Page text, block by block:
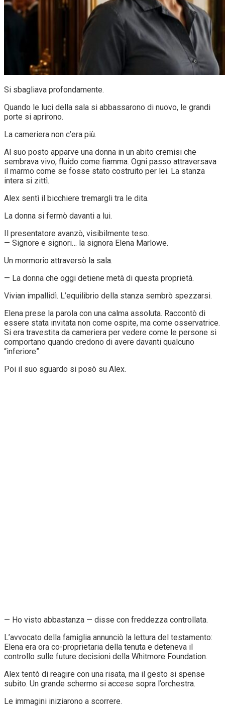
Si sbagliava profondamente.
Quando le luci della sala si abbassarono di nuovo, le grandi
porte si aprirono.
La cameriera non c’era più.
Al suo posto apparve una donna in un abito cremisi che
sembrava vivo, fluido come fiamma. Ogni passo attraversava
il marmo come se fosse stato costruito per lei. La stanza
intera si zittì.
Alex sentì il bicchiere tremargli tra le dita.
La donna si fermò davanti a lui.
Il presentatore avanzò, visibilmente teso.
— Signore e signori… la signora Elena Marlowe.
Un mormorio attraversò la sala.
— La donna che oggi detiene metà di questa proprietà.
Vivian impallidì. L’equilibrio della stanza sembrò spezzarsi.
Elena prese la parola con una calma assoluta. Raccontò di
essere stata invitata non come ospite, ma come osservatrice.
Si era travestita da cameriera per vedere come le persone si
comportano quando credono di avere davanti qualcuno
“inferiore”.
Poi il suo sguardo si posò su Alex.
— Ho visto abbastanza — disse con freddezza controllata.
L’avvocato della famiglia annunciò la lettura del testamento:
Elena era ora co-proprietaria della tenuta e deteneva il
controllo sulle future decisioni della Whitmore Foundation.
Alex tentò di reagire con una risata, ma il gesto si spense
subito. Un grande schermo si accese sopra l’orchestra.
Le immagini iniziarono a scorrere.